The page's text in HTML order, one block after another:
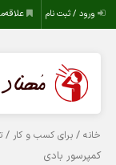
ورود / ثبت نام
خانه /برای کسب و کار /
کمپرسور بادی